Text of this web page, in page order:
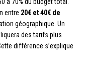
entre 20€ et 40€ de
géographique. Un
des tarifs plus
différence s’explique